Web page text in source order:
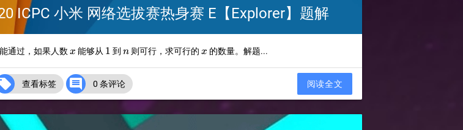
ICPC 小米 网络选拔赛热身赛 E【Explorer】题解
通过，如果人数 x
x 能够从 1
1 到 n
n则可行，求可行的 x
x 的数量。解题...
查看标签  0 条评论 阅读全文